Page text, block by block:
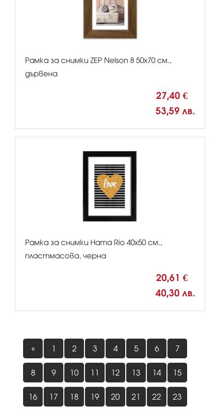
Рамка за снимки ZEP Nelson 8 50х70 см.,
дървена
27,40 €
53,59 лв.
Рамка за снимки Hama Rio 40x50 см.,
пластмасова, черна
20,61 €
40,30 лв.
« 1 2 3 4 5 6 7
8 9 10 11 12 13 14 15
16 17 18 19 20 21 22 23